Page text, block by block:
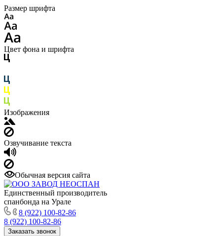
Размер шрифта
Цвет фона и шрифта
Изображения
Озвучивание текста
Обычная версия сайта
Единственный производитель
спанбонда на Урале
8 (922) 100-82-86
8 (922) 100-82-86
Заказать звонок